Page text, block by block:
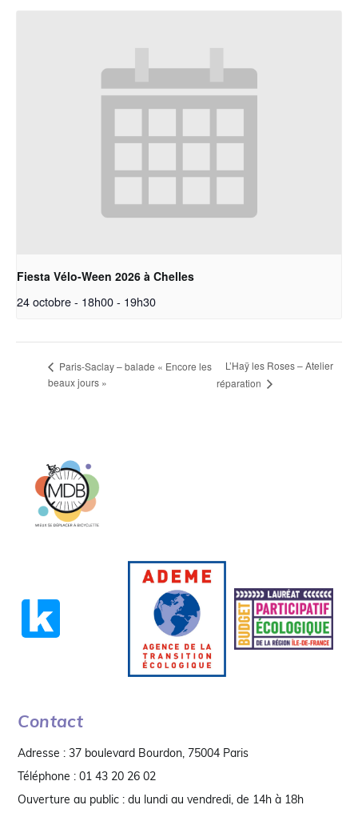
Fiesta Vélo-Ween 2026 à Chelles
24 octobre - 18h00- 19h30
Paris-Saclay – balade « Encore les
beaux jours »
L’Haÿ les Roses – Atelier
réparation
Contact
Adresse : 37 boulevard Bourdon, 75004 Paris
Téléphone : 01 43 20 26 02
Ouverture au public : du lundi au vendredi, de 14h à 18h